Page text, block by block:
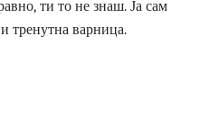
ти то не знаш. Ја сам
тренутна варница.